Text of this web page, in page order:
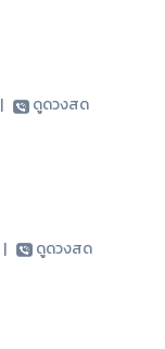
| ดูดวงสด
| ดูดวงสด